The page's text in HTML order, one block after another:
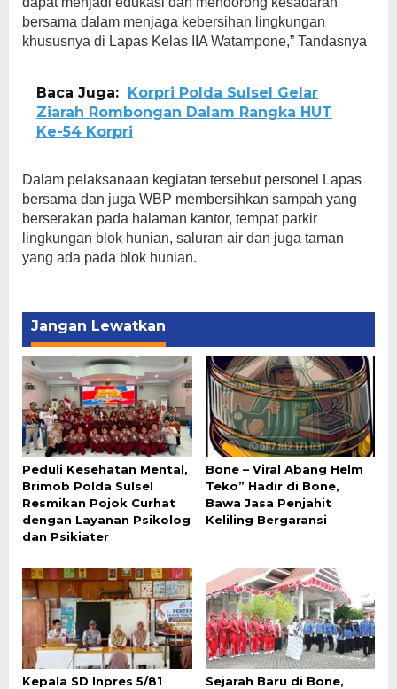
bersama dalam menjaga kebersihan lingkungan
khususnya di Lapas Kelas IIA Watampone,” Tandasnya
Baca Juga:
Korpri Polda Sulsel Gelar
Ziarah Rombongan Dalam Rangka HUT
Ke-54 Korpri
Dalam pelaksanaan kegiatan tersebut personel Lapas
bersama dan juga WBP membersihkan sampah yang
berserakan pada halaman kantor, tempat parkir
lingkungan blok hunian, saluran air dan juga taman
yang ada pada blok hunian.
Jangan Lewatkan
Peduli Kesehatan Mental,
Brimob Polda Sulsel
Resmikan Pojok Curhat
dengan Layanan Psikolog
dan Psikiater
Bone – Viral Abang Helm
Teko” Hadir di Bone,
Bawa Jasa Penjahit
Keliling Bergaransi
Kepala SD Inpres 5/81
Sejarah Baru di Bone,